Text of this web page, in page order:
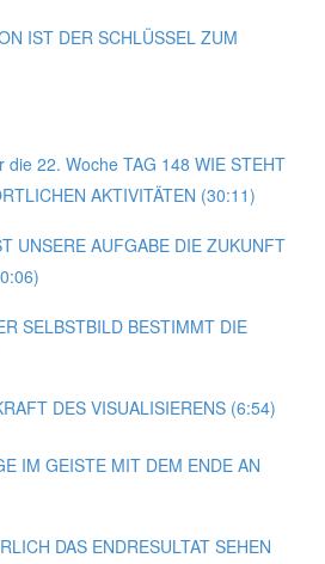
IST DER SCHLÜSSEL ZUM
die 22. Woche TAG 148 WIE STEHT
AKTIVITÄTEN (30:11)
UNSERE AUFGABE DIE ZUKUNFT
SELBSTBILD BESTIMMT DIE
DES VISUALISIERENS (6:54)
IM GEISTE MIT DEM ENDE AN
DAS ENDRESULTAT SEHEN